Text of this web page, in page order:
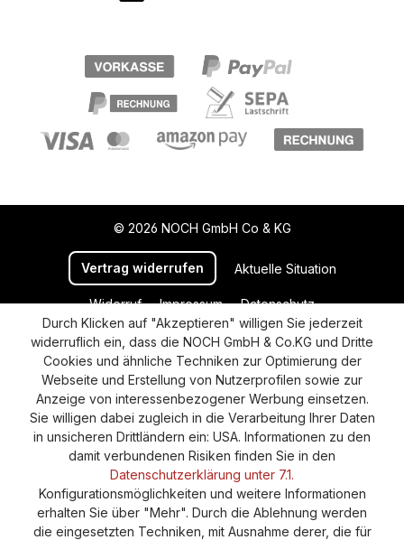
© 2026 NOCH GmbH Co & KG
Vertrag widerrufen Aktuelle Situation
Widerruf Impressum
Datenschutz
Versand und Zahlung
AGB
Cookie-Einstellungen
Barrierefreiheitserklärung
Durch Klicken auf "Akzeptieren" willigen Sie jederzeit
widerruflich ein, dass die NOCH GmbH & Co.KG und Dritte
Cookies und ähnliche Techniken zur Optimierung der
Webseite und Erstellung von Nutzerprofilen sowie zur
Anzeige von interessenbezogener Werbung einsetzen.
Sie willigen dabei zugleich in die Verarbeitung Ihrer Daten
in unsicheren Drittländern ein: USA. Informationen zu den
damit verbundenen Risiken finden Sie in den
Datenschutzerklärung unter 7.1.
Konfigurationsmöglichkeiten und weitere Informationen
erhalten Sie über "Mehr". Durch die Ablehnung werden
die eingesetzten Techniken, mit Ausnahme derer, die für